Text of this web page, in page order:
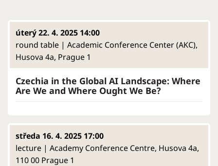
úterý 22. 4. 2025 14:00
round table | Academic Conference Center (AKC),
Husova 4a, Prague 1
Czechia in the Global AI Landscape: Where
Are We and Where Ought We Be?
středa 16. 4. 2025 17:00
lecture | Academy Conference Centre, Husova 4a,
110 00 Prague 1